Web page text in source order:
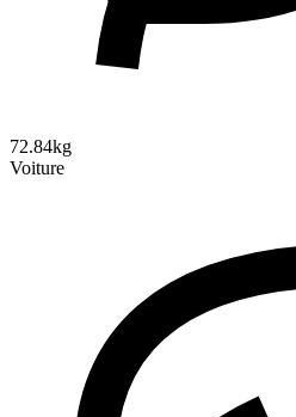
72.84kg
Voiture